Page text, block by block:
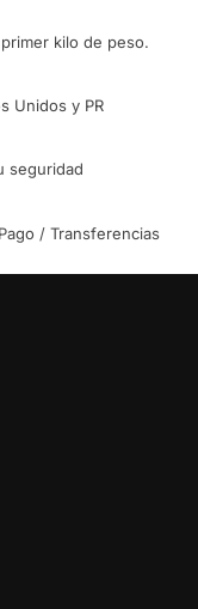
kilo de peso.
Unidos y PR
seguridad
/ Transferencias